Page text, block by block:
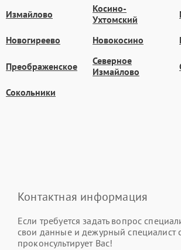
Измайлово
Косино-
Ухтомский
Новогиреево Новокосино
Преображенское
Северное
Измайлово
Сокольники
Контактная информация
Если требуется задать вопрос
свои данные и дежурный специалист
проконсультирует Вас!